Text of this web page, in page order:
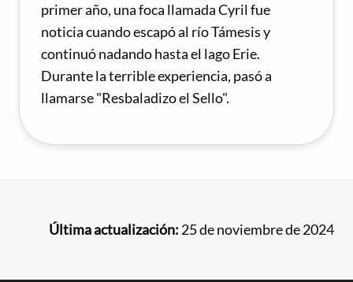
primer año, una foca llamada Cyril fue
noticia cuando escapó al río Támesis y
continuó nadando hasta el lago Erie.
Durante la terrible experiencia, pasó a
llamarse "Resbaladizo el Sello".
Última actualización: 25 de noviembre de 2024